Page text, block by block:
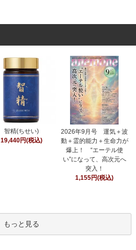
智精(ちせい)
19,440円(税込)
2026年9月号 運気＋波
動＋霊的能力＋生命力が
爆上！ “エーテル使
い”になって、高次元へ
突入！
1,155円(税込)
もっと見る